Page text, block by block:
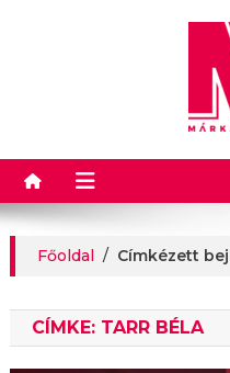
Főoldal / Címkézett
CÍMKE: TARR BÉLA